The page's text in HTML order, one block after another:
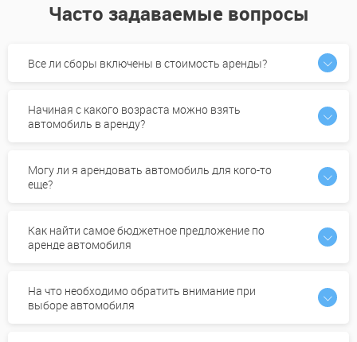
Часто задаваемые вопросы
Все ли сборы включены в стоимость аренды?
Начиная с какого возраста можно взять
автомобиль в аренду?
Могу ли я арендовать автомобиль для кого-то
еще?
Как найти самое бюджетное предложение по
аренде автомобиля
На что необходимо обратить внимание при
выборе автомобиля